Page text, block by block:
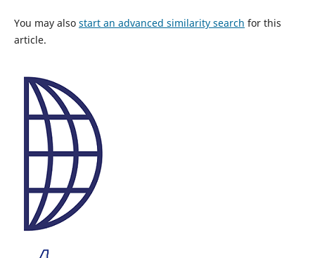
You may also start an advanced similarity search for this
article.